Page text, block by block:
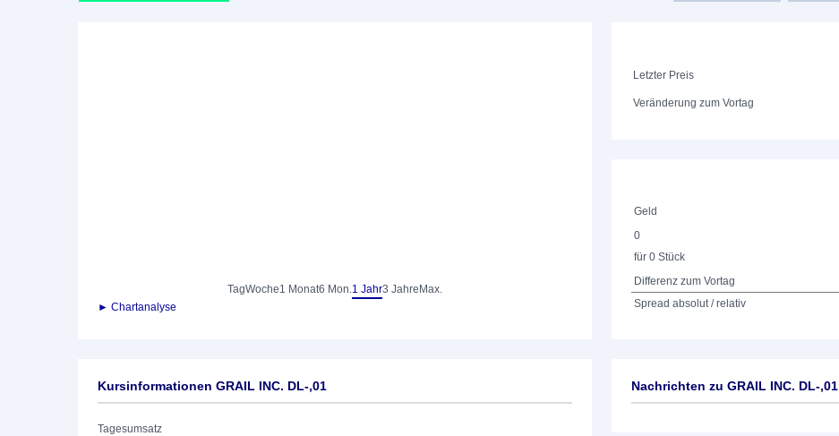
TagWoche1 Monat6 Mon.1 Jahr3 Jahre Max.
► Chartanalyse
Letzter Preis
Veränderung zum Vortag
Geld
0
für 0 Stück
Differenz zum Vortag
Spread absolut / relativ
Kursinformationen GRAIL INC. DL-,01
Tagesumsatz
Nachrichten zu GRAIL INC. DL-,01